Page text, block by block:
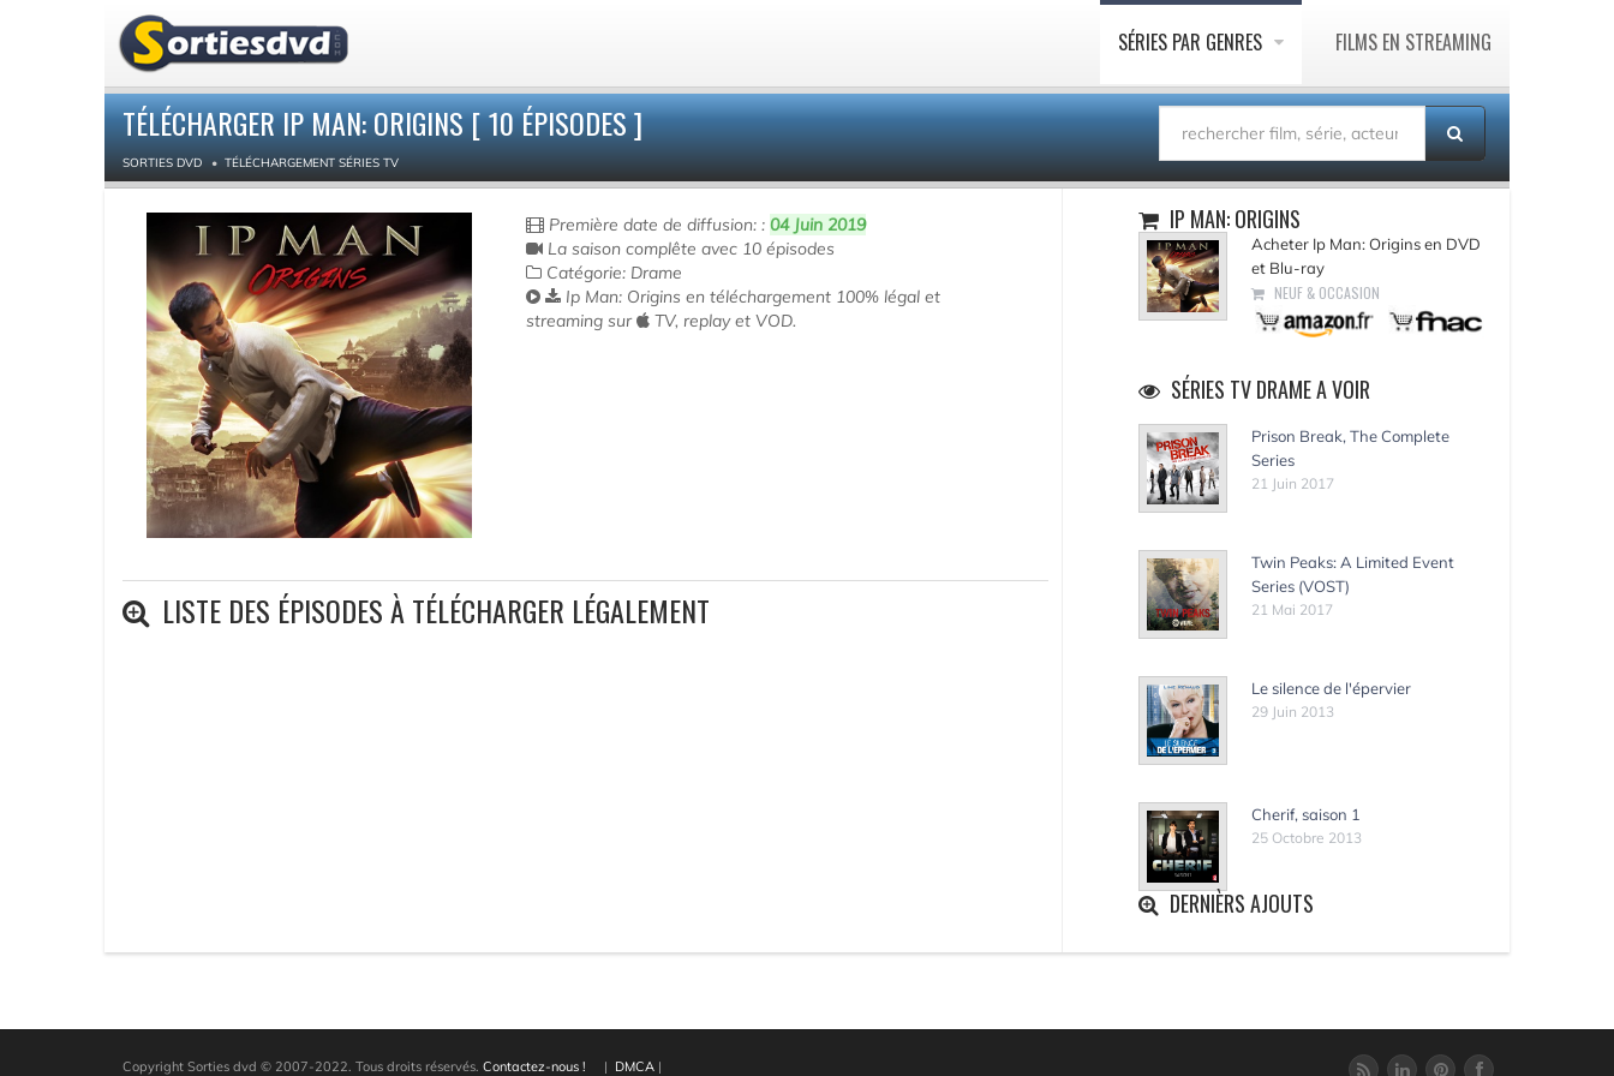
SÉRIES PAR GENRES FILMS EN STREAMING
TÉLÉCHARGER IP MAN: ORIGINS [ 10 ÉPISODES ]
SORTIES DVD TÉLÉCHARGEMENT SÉRIES TV
Première date de diffusion: :04 Juin 2019
La saison complête avec 10 épisodes
Catégorie: Drame
Ip Man: Origins en téléchargement 100% légal et
streaming sur
TV, replay et VOD.
LISTE DES ÉPISODES À TÉLÉCHARGER LÉGALEMENT
IP MAN: ORIGINS
Acheter Ip Man: Origins en DVD
et Blu-ray
NEUF & OCCASION
SÉRIES TV DRAME A VOIR
Prison Break, The Complete
Series
21 Juin 2017
Twin Peaks: A Limited Event
Series (VOST)
21 Mai 2017
Le silence de l'épervier
29 Juin 2013
Cherif, saison 1
25 Octobre 2013
DERNIÈRS AJOUTS
Copyright Sorties dvd © 2007-2022. Tous droits réservés. Contactez-nous ! | DMCA |